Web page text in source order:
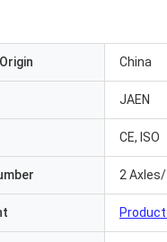
China
JAEN
CE, ISO
2